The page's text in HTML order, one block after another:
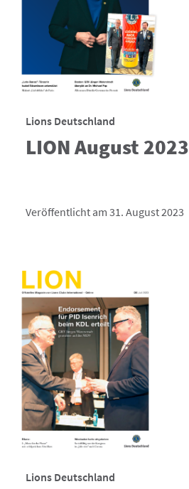
Lions Deutschland
LION August 2023
Veröffentlicht am 31. August 2023
Lions Deutschland